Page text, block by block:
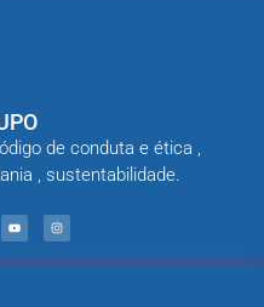
de conduta e ética ,
, sustentabilidade.